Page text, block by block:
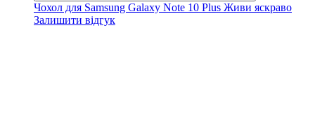
Чохол для Samsung Galaxy Note 10 Plus Живи яскраво
Залишити відгук